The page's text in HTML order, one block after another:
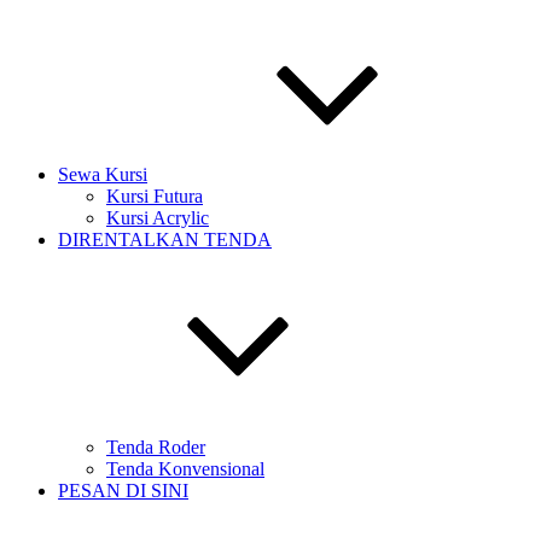
Sewa Kursi
Kursi Futura
Kursi Acrylic
DIRENTALKAN TENDA
Tenda Roder
Tenda Konvensional
PESAN DI SINI